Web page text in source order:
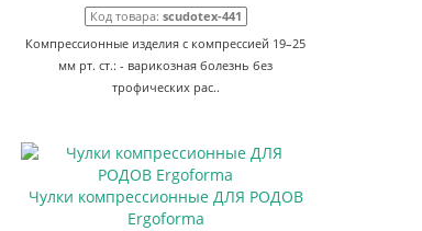
Код товара: scudotex-441
Компрессионные изделия с компрессией 19–25
мм рт. ст.: - варикозная болезнь без
трофических рас..
Чулки компрессионные ДЛЯ РОДОВ
Ergoforma